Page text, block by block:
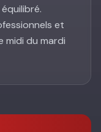
et
midi du mardi